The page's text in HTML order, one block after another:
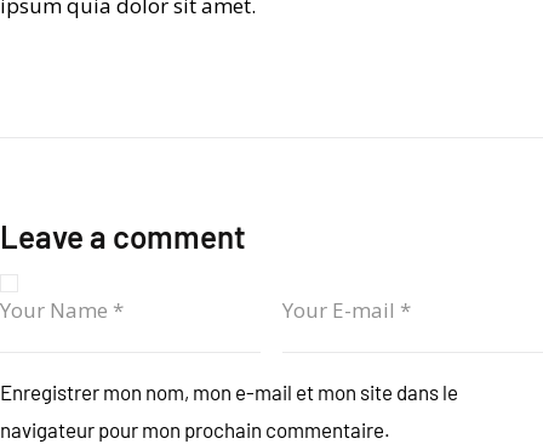
Leave a comment
Enregistrer mon nom, mon e-mail et mon site dans le
navigateur pour mon prochain commentaire.